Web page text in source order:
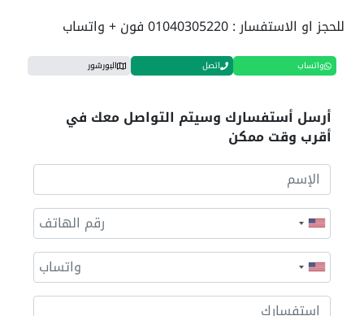
للحجز او الاستفسار :01040305220فون + واتساب
واتساب اتصل البورشور
أرسل أستفسارك وسيتم التواصل معك في
أقرب وقت ممكن